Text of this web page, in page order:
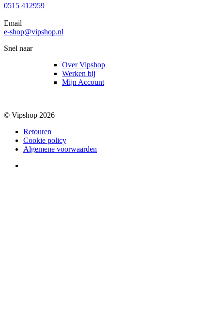
0515 412959
Email
e-shop@vipshop.nl
Snel naar
Over Vipshop
Werken bij
Mijn Account
© Vipshop 2026
Retouren
Cookie policy
Algemene voorwaarden